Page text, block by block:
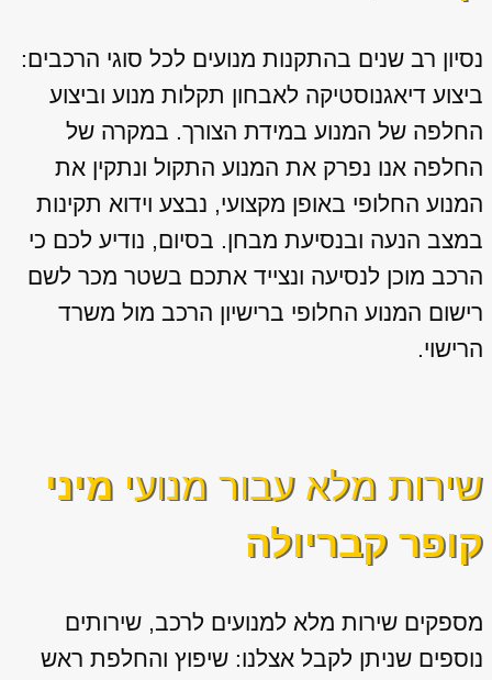
נסיון רב שנים בהתקנות מנועים לכל סוגי הרכבים:
ביצוע דיאגנוסטיקה לאבחון תקלות מנוע וביצוע
החלפה של המנוע במידת הצורך. במקרה של
החלפה אנו נפרק את המנוע התקול ונתקין את
המנוע החלופי באופן מקצועי, נבצע וידוא תקינות
במצב הנעה ובנסיעת מבחן. בסיום, נודיע לכם כי
הרכב מוכן לנסיעה ונצייד אתכם בשטר מכר לשם
רישום המנוע החלופי ברישיון הרכב מול משרד
הרישוי.
שירות מלא עבור מנועי מיני
קופר קבריולה
מספקים שירות מלא למנועים לרכב, שירותים
נוספים שניתן לקבל אצלנו: שיפוץ והחלפת ראש